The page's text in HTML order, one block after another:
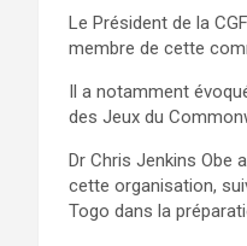
Le Président de la
membre de cette
Il a notamment
des Jeux du
Dr Chris Jenkins Obe
cette organisation,
Togo dans la